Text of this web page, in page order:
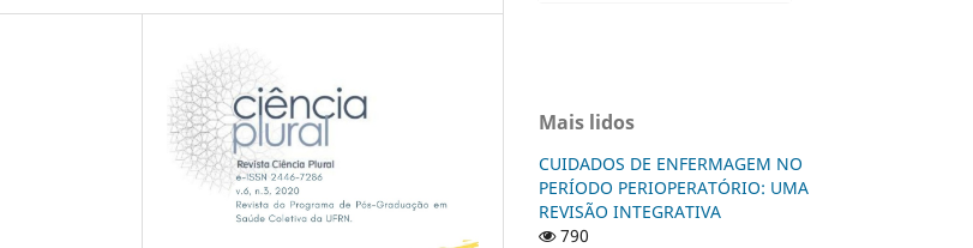
Mais lidos
CUIDADOS DE ENFERMAGEM NO
PERÍODO PERIOPERATÓRIO: UMA
REVISÃO INTEGRATIVA
790